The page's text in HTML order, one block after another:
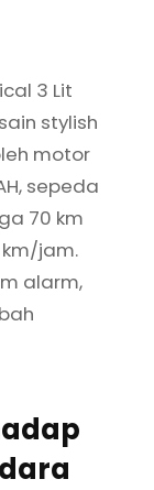
3 Lit
stylish
motor
sepeda
70 km
jam.
alarm,